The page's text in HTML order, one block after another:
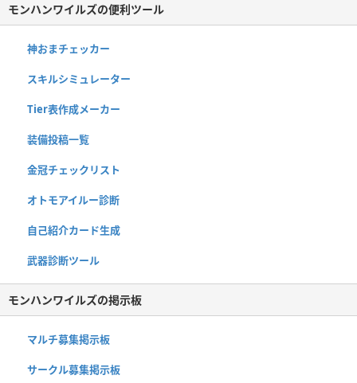
モンハンワイルズの便利ツール
神おまチェッカー
スキルシミュレーター
Tier表作成メーカー
装備投稿一覧
金冠チェックリスト
オトモアイルー診断
自己紹介カード生成
武器診断ツール
モンハンワイルズの掲示板
マルチ募集掲示板
サークル募集掲示板